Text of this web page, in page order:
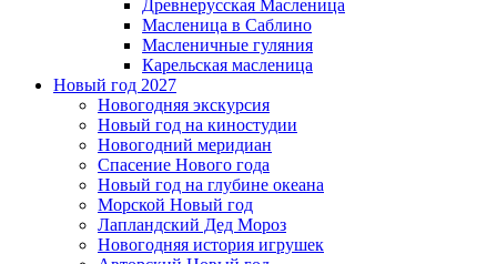
Древнерусская Масленица
Масленица в Саблино
Масленичные гуляния
Карельская масленица
Новый год 2027
Новогодняя экскурсия
Новый год на киностудии
Новогодний меридиан
Спасение Нового года
Новый год на глубине океана
Морской Новый год
Лапландский Дед Мороз
Новогодняя история игрушек